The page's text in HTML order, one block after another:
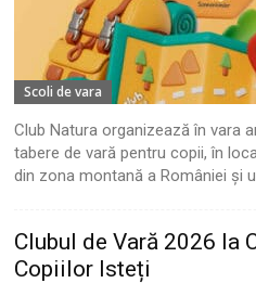
Scoli de vara
Club Natura organizează în vara
tabere de vară pentru copii, în
din zona montană a României și
Clubul de Vară 2026 la
Copiilor Isteți